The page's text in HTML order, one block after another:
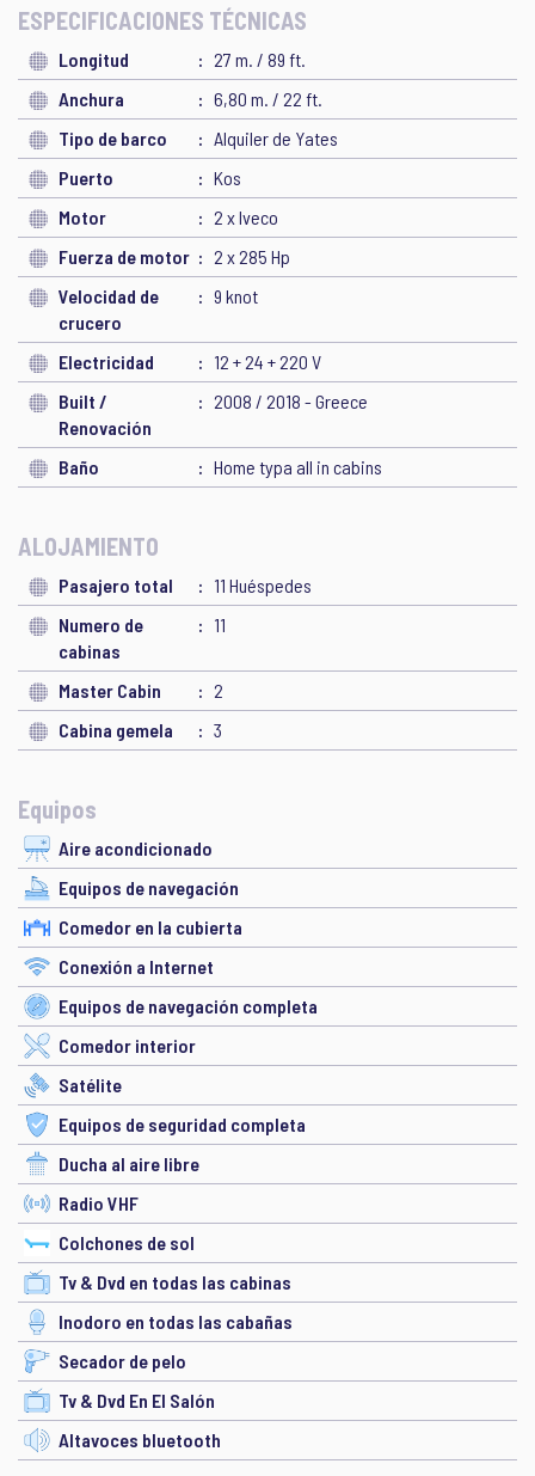
ESPECIFICACIONES TÉCNICAS
Longitud
27 m. / 89 ft.
Anchura
6,80 m. / 22 ft.
Tipo de barco
Alquiler de Yates
Puerto
Kos
Motor
2 x Iveco
Fuerza de motor
2 x 285 Hp
Velocidad de
crucero
9 knot
Electricidad
12 + 24 + 220 V
Built /
Renovación
2008 / 2018 - Greece
Baño Home typa all in cabins
ALOJAMIENTO
Pasajero total
11 Huéspedes
Numero de
cabinas
11
Master Cabin
2
Cabina gemela
3
Equipos
Aire acondicionado
Equipos de navegación
Comedor en la cubierta
Conexión a Internet
Equipos de navegación completa
Comedor interior
Satélite
Equipos de seguridad completa
Ducha al aire libre
Radio VHF
Colchones de sol
Tv & Dvd en todas las cabinas
Inodoro en todas las cabañas
Secador de pelo
Tv & Dvd En El Salón
Altavoces bluetooth